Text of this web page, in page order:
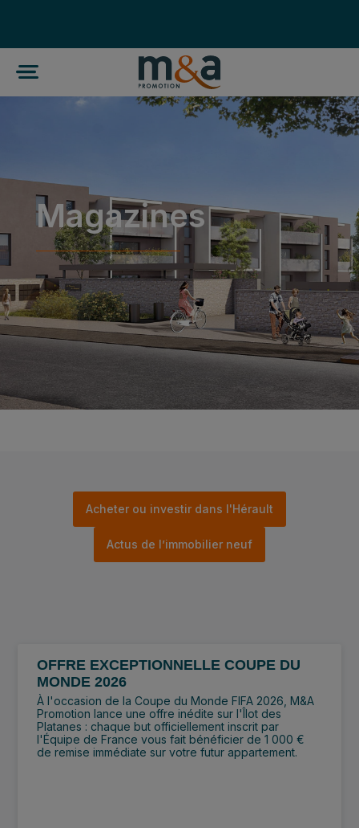
Magazines
Acheter ou investir dans l'Hérault
Actus de l’immobilier neuf
OFFRE EXCEPTIONNELLE COUPE DU
MONDE 2026
À l'occasion de la Coupe du Monde FIFA 2026, M&A
Promotion lance une offre inédite sur l'Îlot des
Platanes : chaque but officiellement inscrit par
l'Équipe de France vous fait bénéficier de 1 000 €
de remise immédiate sur votre futur appartement.